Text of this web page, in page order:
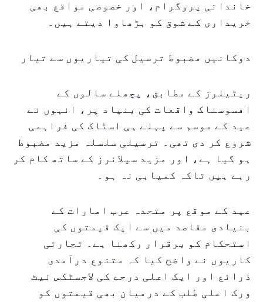
خاندانی پروگرام، اور خصوصی مواقع بھی
خریداری کے شوق کو بڑھاوا دیتے ہیں۔
دوکانیں مضبوط ترسیل کی تیاریوں سے تیار
ریٹیلرز کے مطابق، پچھلے سالوں کے
افسوسناک واقعات کی بنیاد پر، انہوں نے
عید کے موسم سے پہلے ہی اسٹاک کی فراہمی
شروع کر دی تھی۔ ترسیلی سلسلہ مزید مضبوط
ہو گیا ہے، اور مزید سپلائرز کے ساتھ کام کر
رہے ہیں تاکہ کمیابی نہ ہو۔
عید کے موقع پر متحدہ عرب امارات کے
بنیادی مقاصد میں سے ایک قیمتوں کی
استحکام کو برقرار رکھنا ہے۔ تجارتی
کاریوں نے واضح کیا کہ متنوع درآمدی
ذرائع اور ایک اعلی درجے کی لاجسٹکس نیٹ
ورک اعلی طلب کے درمیان بھی قیمتوں کو